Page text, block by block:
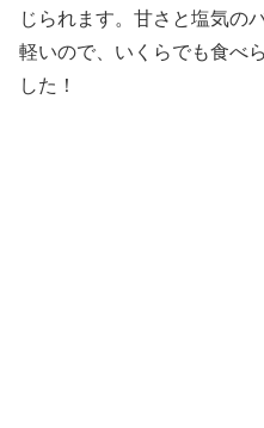
じられます。甘さと塩気の
軽いので、いくらでも食べ
した！